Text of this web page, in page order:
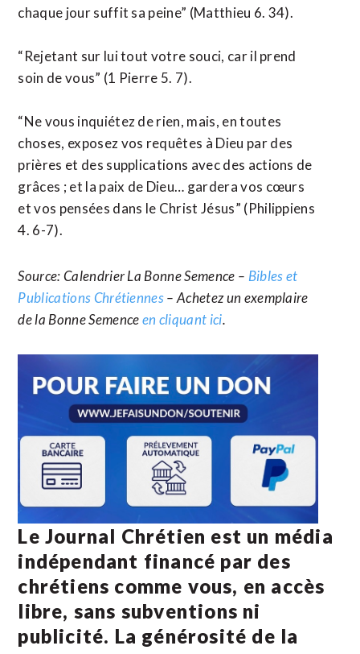
chaque jour suffit sa peine” (Matthieu 6. 34).
“Rejetant sur lui tout votre souci, car il prend
soin de vous” (1 Pierre 5. 7).
“Ne vous inquiétez de rien, mais, en toutes
choses, exposez vos requêtes à Dieu par des
prières et des supplications avec des actions de
grâces ; et la paix de Dieu… gardera vos cœurs
et vos pensées dans le Christ Jésus” (Philippiens
4. 6-7).
Source: Calendrier La Bonne Semence – Bibles et
Publications Chrétiennes– Achetez un exemplaire
de la Bonne Semenceen cliquant ici.
Le Journal Chrétien est un média
indépendant financé par des
chrétiens comme vous, en accès
libre, sans subventions ni
publicité. La générosité de la